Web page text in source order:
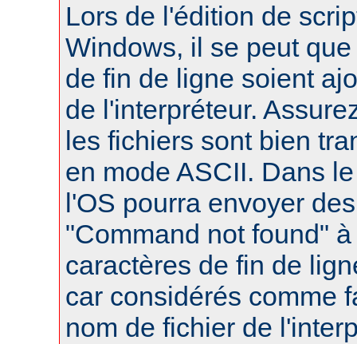
Lors de l'édition de
Windows, il se peut
de fin de ligne soient
de l'interpréteur.
les fichiers sont bien
en mode ASCII. Dans
l'OS pourra envoyer
"Command not found"
caractères de fin de
car considérés comme
nom de fichier de